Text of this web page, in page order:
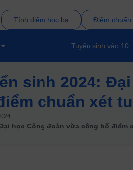
Tính điểm học bạ Điểm chuẩn
Tuyển sinh vào 10
sinh 2024:
chuẩn xét
học Công đoàn vừa công bố điểm